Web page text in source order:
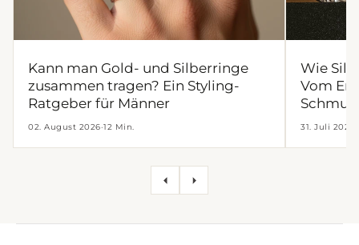
Kann man Gold- und Silberringe
zusammen tragen? Ein Styling-
Ratgeber für Männer
02. August 2026·12 Min.
Wie
Vom
31. Juli 2026